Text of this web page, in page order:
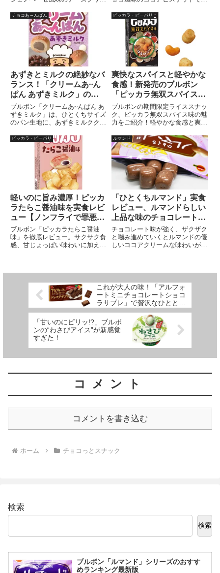
ローストアーモンドをミックスし
ました。バジルの爽やかな香りが
日常に彩を与えてくれます。発売
日：2023年9月26日内容量：34g
参考小売価格 (税抜)：￥148
ク。甘さとほろ苦さが絶妙にマッ
チし、カルシウムもたっぷり、お
やつタイムに最適な一品！
チョコあ～んぱん
あずきとミルクの絶妙なバ
ランス！「クリームあ~ん
ぱん あずきミルク」の魅
力を紹介
ブルボン「クリームあ~んぱん あ
ずきミルク」は、ひとくちサイズ
のパン生地に、あずきミルククリ
のこない優しい味わいが魅力。子
どもから大人まで楽しめる、幸せ
な甘さが広がる一品です。家庭や
おやつタイムにぴったり！
ピッカラ・ピーパリ
爽快なスパイスと軽やかな
食感！新発売のブルボン
「ピッカラ無双スパイス
味」を体験せよ！
ブルボンの期間限定ライススナッ
ク、ピッカラ無双スパイス味の魅
力をご紹介！軽やかな食感と爽快
詳しく解説。スパイス好きやおや
つ探しの方におすすめの一品で
す。
ピッカラ・ピーパリ
軽いのに旨み濃厚！ピッカ
ラたらこ醤油味を実食レビ
ュー【ノンフライで罪悪感
なし】
ブルボン「ピッカラたらこ醤油
味」を徹底レビュー。サクサク食
感、甘じょっぱい味わいに加え、
レビューまとめ。
ルマンド
「ひとくちルマンド」実食
レビュー、ルマンドらしい
上品な味のチョコレートク
レープクッキーが旨い！
チョコレート味が強く、ザクザク
と嚙み進めていくとルマンドの優
しいココアクリームな味わいがぶ
違う商品です。美味しさはブルボ
ンブランドの名に恥じなく、ふん
わり甘さが広がる上品なチョコレ
ートクッキークレープ！
これが大人の味！「アルフォ
ートミニチョコレートショコ
ラサブレ」で贅沢なひととき
「甘いのにピリッ!?」ブルボ
ンの“わさびアイス”が新感覚
すぎた！
コメント
コメントを書き込む
ホーム チョコっとスナック
検索
検索
ブルボン「ルマンド」シリーズのおすす
めランキング最新版